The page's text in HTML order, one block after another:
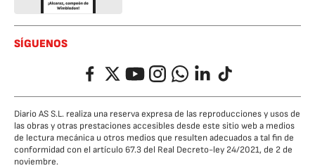
SÍGUENOS
FacebookTwitterYouTubeInstagramWhatsappLinkedIn
TikTok
Diario AS S.L. realiza una reserva expresa de las reproducciones y usos de
las obras y otras prestaciones accesibles desde este sitio web a medios
de lectura mecánica u otros medios que resulten adecuados a tal fin de
conformidad con el artículo 67.3 del Real Decreto-ley 24/2021, de 2 de
noviembre.